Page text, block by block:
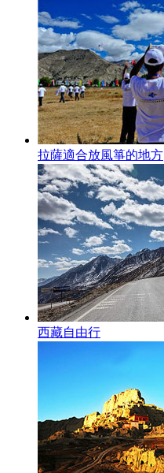
拉薩適合放風箏的地方
西藏自由行